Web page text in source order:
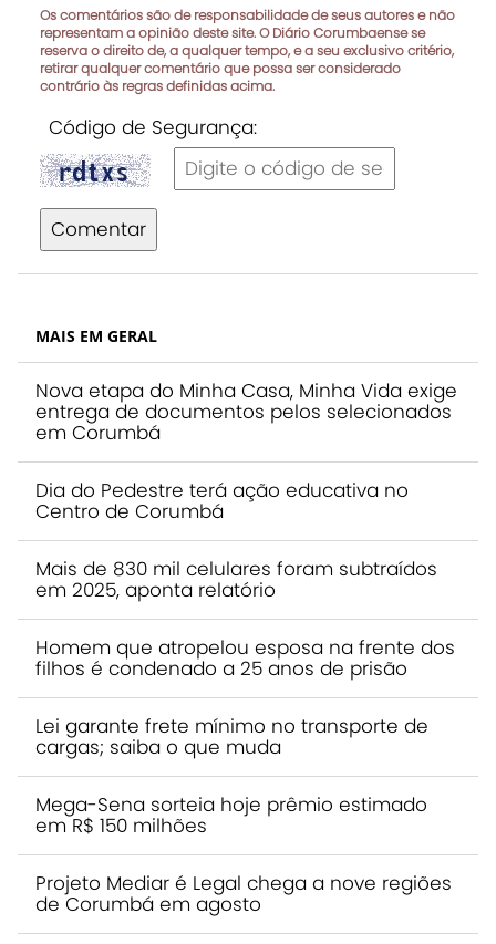
Os comentários são de responsabilidade de seus autores e não
representam a opinião deste site. O Diário Corumbaense se
reserva o direito de, a qualquer tempo, e a seu exclusivo critério,
retirar qualquer comentário que possa ser considerado
contrário às regras definidas acima.
Código de Segurança:
Comentar
MAIS EM GERAL
Nova etapa do Minha Casa, Minha Vida exige
entrega de documentos pelos selecionados
em Corumbá
Dia do Pedestre terá ação educativa no
Centro de Corumbá
Mais de 830 mil celulares foram subtraídos
em 2025, aponta relatório
Homem que atropelou esposa na frente dos
filhos é condenado a 25 anos de prisão
Lei garante frete mínimo no transporte de
cargas; saiba o que muda
Mega-Sena sorteia hoje prêmio estimado
em R$ 150 milhões
Projeto Mediar é Legal chega a nove regiões
de Corumbá em agosto